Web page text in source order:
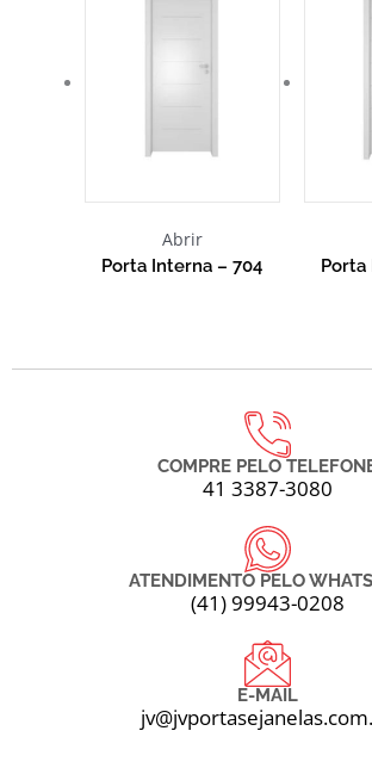
Abrir
Porta Interna – 704 Porta
COMPRE PELO
41 3387-3080
ATENDIMENTO PELO
(41) 99943-0208
E-MAIL